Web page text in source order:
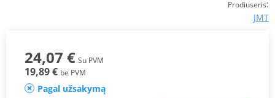
Prodiuseris:
JMT
24,07 € Su PVM
19,89 € be PVM
Pagal užsakymą